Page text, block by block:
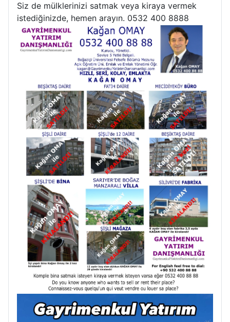
Siz de mülklerinizi satmak veya kiraya vermek
istediğinizde, hemen arayın. 0532 400 8888